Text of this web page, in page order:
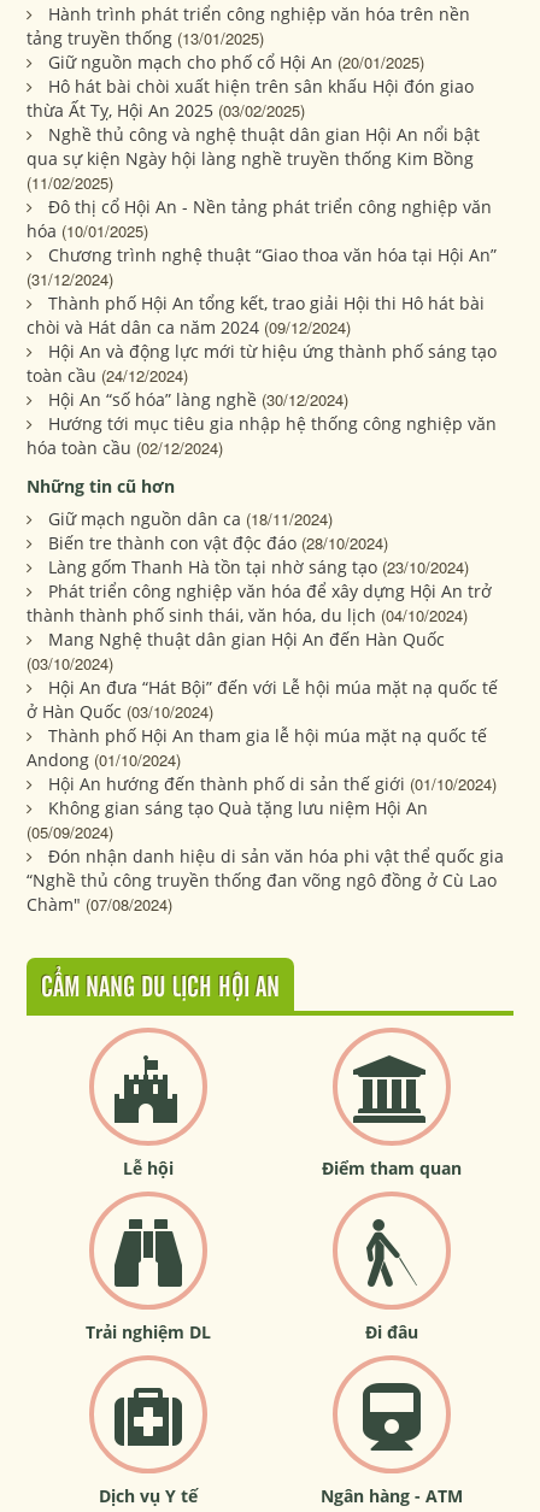
Hành trình phát triển công nghiệp văn hóa trên nền
tảng truyền thống (13/01/2025)
Giữ nguồn mạch cho phố cổ Hội An (20/01/2025)
Hô hát bài chòi xuất hiện trên sân khấu Hội đón giao
thừa Ất Tỵ, Hội An 2025 (03/02/2025)
Nghề thủ công và nghệ thuật dân gian Hội An nổi bật
qua sự kiện Ngày hội làng nghề truyền thống Kim Bồng
(11/02/2025)
Đô thị cổ Hội An - Nền tảng phát triển công nghiệp văn
hóa (10/01/2025)
Chương trình nghệ thuật “Giao thoa văn hóa tại Hội An”
(31/12/2024)
Thành phố Hội An tổng kết, trao giải Hội thi Hô hát bài
chòi và Hát dân ca năm 2024 (09/12/2024)
Hội An và động lực mới từ hiệu ứng thành phố sáng tạo
toàn cầu (24/12/2024)
Hội An “số hóa” làng nghề (30/12/2024)
Hướng tới mục tiêu gia nhập hệ thống công nghiệp văn
hóa toàn cầu (02/12/2024)
Những tin cũ hơn
Giữ mạch nguồn dân ca (18/11/2024)
Biến tre thành con vật độc đáo (28/10/2024)
Làng gốm Thanh Hà tồn tại nhờ sáng tạo (23/10/2024)
Phát triển công nghiệp văn hóa để xây dựng Hội An trở
thành thành phố sinh thái, văn hóa, du lịch (04/10/2024)
Mang Nghệ thuật dân gian Hội An đến Hàn Quốc
(03/10/2024)
Hội An đưa “Hát Bội” đến với Lễ hội múa mặt nạ quốc tế
ở Hàn Quốc (03/10/2024)
Thành phố Hội An tham gia lễ hội múa mặt nạ quốc tế
Andong (01/10/2024)
Hội An hướng đến thành phố di sản thế giới (01/10/2024)
Không gian sáng tạo Quà tặng lưu niệm Hội An
(05/09/2024)
Đón nhận danh hiệu di sản văn hóa phi vật thể quốc gia
“Nghề thủ công truyền thống đan võng ngô đồng ở Cù Lao
Chàm" (07/08/2024)
CẨM NANG DU LỊCH HỘI AN
Lễ hội Điểm tham quan
Trải nghiệm DL Đi đâu
Dịch vụ Y tế Ngân hàng - ATM